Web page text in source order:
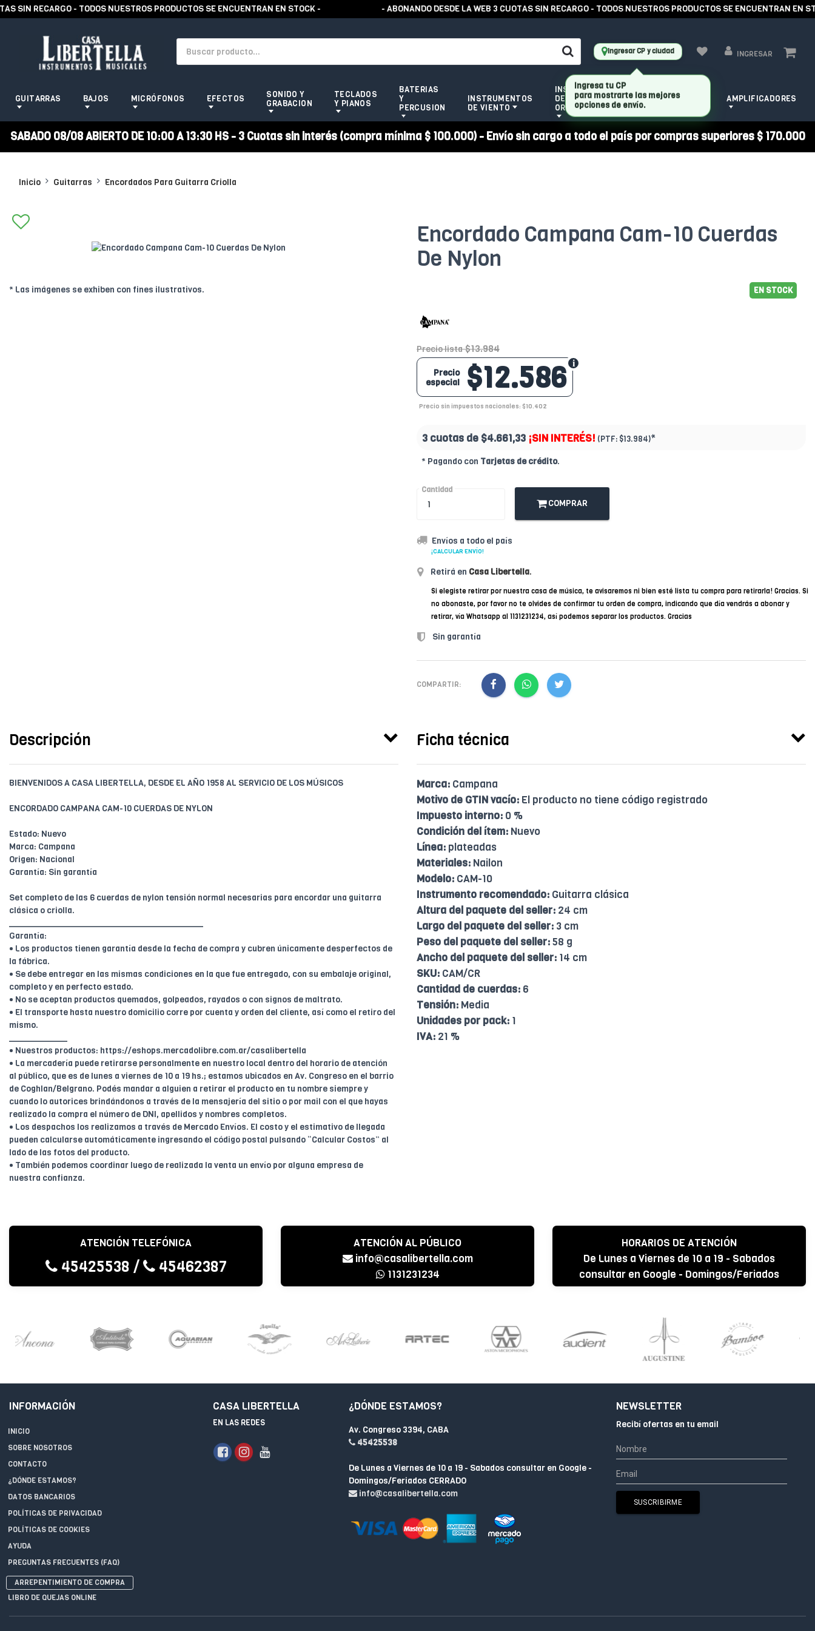
RECARGO - TODOS NUESTROS PRODUCTOS SE ENCUENTRAN EN STOCK - - ABONANDO DESDE LA WEB 3 CUOTAS SIN RECARGO - TODOS NUESTROS PRODUCTOS SE ENCUENTRAN EN
Ingresar CP y ciudad INGRESAR
GUITARRAS BAJOS MICRÓFONOS EFECTOS
SONIDO Y
GRABACION
TECLADOS
Y PIANOS
BATERIAS
Y
PERCUSION
INSTRUMENTOS
DE VIENTO
INSTRUMENTOS
DE CUERDA
ORQUESTALES
HERRAMIENTAS
PARA LUTHIER
AMPLIFICADORES
SABADO 08/08 ABIERTO DE 10:00 A 13:30 HS - 3 Cuotas sin interés (compra mínima $ 100.000) - Envío sin cargo a todo el país por compras superiores $ 170.000
Inicio Guitarras Encordados Para Guitarra Criolla
* Las imágenes se exhiben con fines ilustrativos.
Encordado Campana Cam-10 Cuerdas
De Nylon
EN STOCK
Precio lista $13.984
$12.586
Precio
especial
Precio sin impuestos nacionales: $10.402
3 cuotas de $4.661,33 ¡SIN INTERÉS! (PTF: $13.984)*
* Pagando con Tarjetas de crédito.
Cantidad
COMPRAR
Envíos a todo el país
¡CALCULAR ENVÍO!
Retirá en Casa Libertella.
Si elegiste retirar por nuestra casa de música, te avisaremos ni bien esté lista tu compra para retirarla! Gracias. Si
no abonaste, por favor no te olvides de confirmar tu orden de compra, indicando que día vendrás a abonar y
retirar, vía Whatsapp al 1131231234, así podemos separar los productos. Gracias
Sin garantía
COMPARTIR:
Descripción
BIENVENIDOS A CASA LIBERTELLA, DESDE EL AÑO 1958 AL SERVICIO DE LOS MÚSICOS
ENCORDADO CAMPANA CAM-10 CUERDAS DE NYLON
Estado: Nuevo
Marca: Campana
Origen: Nacional
Garantía: Sin garantía
Set completo de las 6 cuerdas de nylon tensión normal necesarias para encordar una guitarra
clásica o criolla.
Garantía:
• Los productos tienen garantía desde la fecha de compra y cubren únicamente desperfectos de
la fábrica.
• Se debe entregar en las mismas condiciones en la que fue entregado, con su embalaje original,
completo y en perfecto estado.
• No se aceptan productos quemados, golpeados, rayados o con signos de maltrato.
• El transporte hasta nuestro domicilio corre por cuenta y orden del cliente, así como el retiro del
mismo.
• Nuestros productos: https://eshops.mercadolibre.com.ar/casalibertella
• La mercadería puede retirarse personalmente en nuestro local dentro del horario de atención
al público, que es de lunes a viernes de 10 a 19 hs.; estamos ubicados en Av. Congreso en el barrio
de Coghlan/Belgrano. Podés mandar a alguien a retirar el producto en tu nombre siempre y
cuando lo autorices brindándonos a través de la mensajería del sitio o por mail con el que hayas
realizado la compra el número de DNI, apellidos y nombres completos.
• Los despachos los realizamos a través de Mercado Envíos. El costo y el estimativo de llegada
pueden calcularse automáticamente ingresando el código postal pulsando “Calcular Costos” al
lado de las fotos del producto.
• También podemos coordinar luego de realizada la venta un envío por alguna empresa de
nuestra confianza.
Ficha técnica
Marca: Campana
Motivo de GTIN vacío: El producto no tiene código registrado
Impuesto interno: 0 %
Condición del ítem: Nuevo
Línea: plateadas
Materiales: Nailon
Modelo: CAM-10
Instrumento recomendado: Guitarra clásica
Altura del paquete del seller: 24 cm
Largo del paquete del seller: 3 cm
Peso del paquete del seller:58 g
Ancho del paquete del seller: 14 cm
SKU: CAM/CR
Cantidad de cuerdas: 6
Tensión: Media
Unidades por pack: 1
IVA: 21 %
ATENCIÓN TELEFÓNICA
45425538 / 45462387
ATENCIÓN AL PÚBLICO
info@casalibertella.com
1131231234
HORARIOS DE ATENCIÓN
De Lunes a Viernes de 10 a 19 - Sabados
consultar en Google - Domingos/Feriados
CERRADO
INFORMACIÓN
INICIO
SOBRE NOSOTROS
CONTACTO
¿DÓNDE ESTAMOS?
DATOS BANCARIOS
POLÍTICAS DE PRIVACIDAD
POLÍTICAS DE COOKIES
AYUDA
PREGUNTAS FRECUENTES (FAQ)
ARREPENTIMIENTO DE COMPRA
LIBRO DE QUEJAS ONLINE
CASA LIBERTELLA
EN LAS REDES
¿DÓNDE ESTAMOS?
Av. Congreso 3394, CABA
45425538
De Lunes a Viernes de 10 a 19 - Sabados consultar en Google -
Domingos/Feriados CERRADO
info@casalibertella.com
NEWSLETTER
Recibí ofertas en tu email